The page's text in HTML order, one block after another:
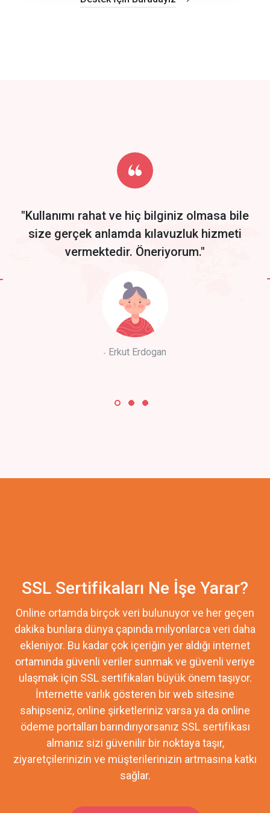
Start by trying our service for 30 days free trial no credit card
required.
"Kullanımı rahat ve hiç bilginiz olmasa bile
size gerçek anlamda kılavuzluk hizmeti
vermektedir. Öneriyorum."
Erkut Erdogan
SSL Sertifikaları Ne İşe Yarar?
Online ortamda birçok veri bulunuyor ve her geçen
dakika bunlara dünya çapında milyonlarca veri daha
ekleniyor. Bu kadar çok içeriğin yer aldığı internet
ortamında güvenli veriler sunmak ve güvenli veriye
ulaşmak için SSL sertifikaları büyük önem taşıyor.
İnternette varlık gösteren bir web sitesine
sahipseniz, online şirketleriniz varsa ya da online
ödeme portalları barındırıyorsanız SSL sertifikası
almanız sizi güvenilir bir noktaya taşır,
ziyaretçilerinizin ve müşterilerinizin artmasına katkı
sağlar.